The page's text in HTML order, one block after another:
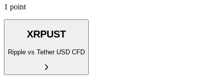
1 point
XRPUST
Ripple vs Tether USD CFD